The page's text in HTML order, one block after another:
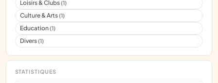
Loisirs & Clubs(1)
Culture & Arts(1)
Education(1)
Divers(1)
STATISTIQUES